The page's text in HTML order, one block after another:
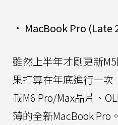
• MacBook Pro (Late
雖然上半年才剛更新
果打算在年底進行一
載M6 Pro/Max晶片、
薄的全新MacBook Pro。